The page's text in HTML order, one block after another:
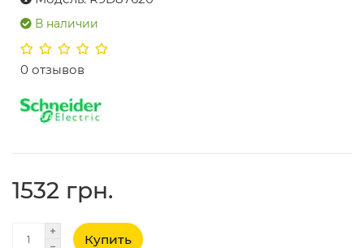
В наличии
0 отзывов
1532 грн.
Купить